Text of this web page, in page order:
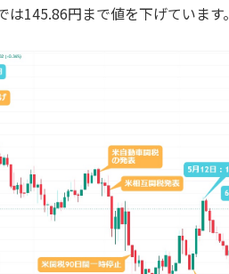
145.86円まで値を下げています。